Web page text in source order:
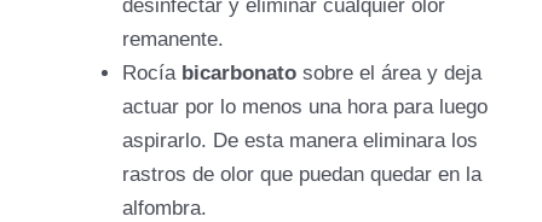
desinfectar y eliminar cualquier olor
remanente.
Rocía bicarbonato sobre el área y deja
actuar por lo menos una hora para luego
aspirarlo. De esta manera eliminara los
rastros de olor que puedan quedar en la
alfombra.